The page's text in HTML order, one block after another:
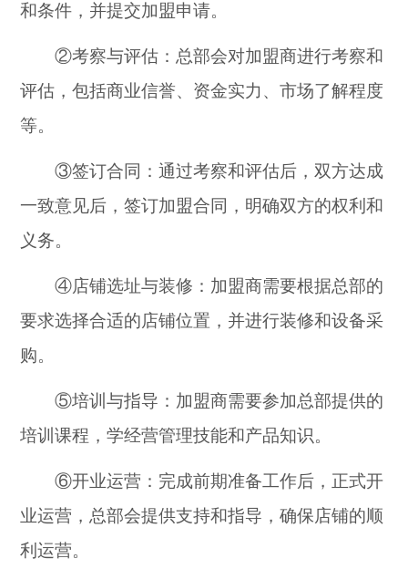
和条件，并提交加盟申请。
②考察与评估：总部会对加盟商进行考察和
评估，包括商业信誉、资金实力、市场了解程度
等。
③签订合同：通过考察和评估后，双方达成
一致意见后，签订加盟合同，明确双方的权利和
义务。
④店铺选址与装修：加盟商需要根据总部的
要求选择合适的店铺位置，并进行装修和设备采
购。
⑤培训与指导：加盟商需要参加总部提供的
培训课程，学经营管理技能和产品知识。
⑥开业运营：完成前期准备工作后，正式开
业运营，总部会提供支持和指导，确保店铺的顺
利运营。